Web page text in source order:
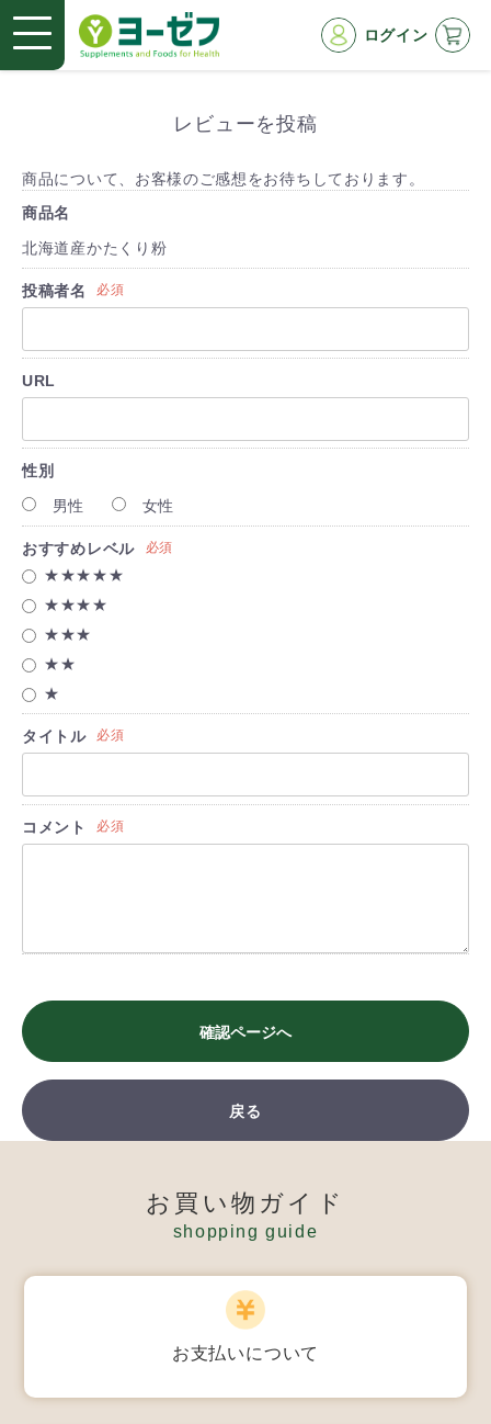
ログイン
レビューを投稿
商品について、お客様のご感想をお待ちしております。
商品名
北海道産かたくり粉
投稿者名 必須
URL
性別
男性
女性
おすすめレベル 必須
★★★★★
★★★★
★★★
★★
★
タイトル 必須
コメント 必須
確認ページへ
戻る
お買い物ガイド
shopping guide
お支払いについて